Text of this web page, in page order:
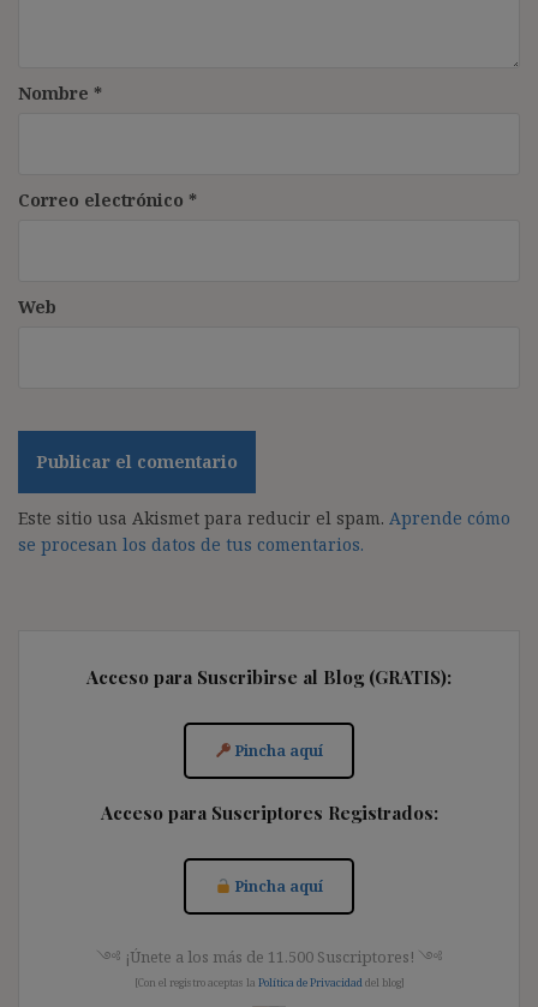
Nombre *
Correo electrónico *
Web
Este sitio usa Akismet para reducir el spam. Aprende cómo
se procesan los datos de tus comentarios.
Acceso para Suscribirse al Blog (GRATIS):
Pincha aquí
Acceso para Suscriptores Registrados:
Pincha aquí
༺ ¡Únete a los más de 11.500 Suscriptores! ༺
[Con el registro aceptas la Política de Privacidad del blog]